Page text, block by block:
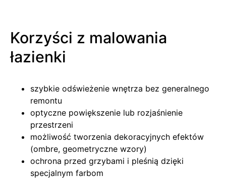
Korzyści z malowania
łazienki
szybkie odświeżenie wnętrza bez generalnego
remontu
optyczne powiększenie lub rozjaśnienie
przestrzeni
możliwość tworzenia dekoracyjnych efektów
(ombre, geometryczne wzory)
ochrona przed grzybami i pleśnią dzięki
specjalnym farbom